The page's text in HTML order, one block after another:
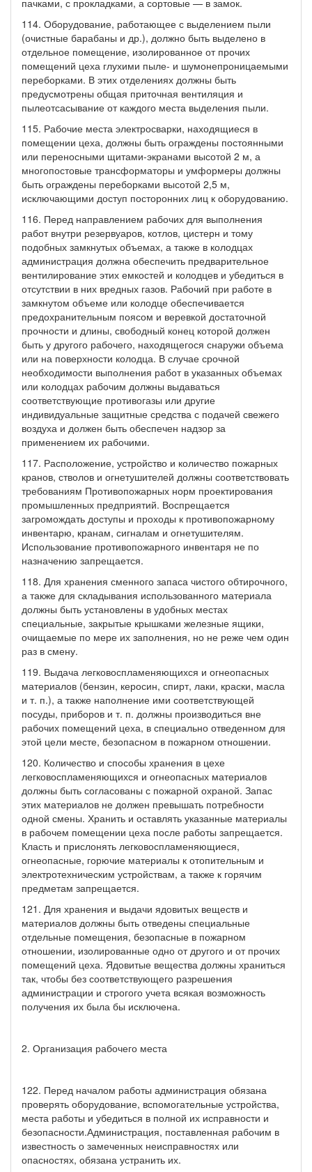
114. Оборудование, работающее с выделением пыли
(очистные барабаны и др.), должно быть выделено в
отдельное помещение, изолированное от прочих
помещений цеха глухими пыле- и шумонепроницаемыми
переборками. В этих отделениях должны быть
предусмотрены общая приточная вентиляция и
пылеотсасывание от каждого места выделения пыли.
115. Рабочие места электросварки, находящиеся в
помещении цеха, должны быть ограждены постоянными
или переносными щитами-экранами высотой 2 м, а
многопостовые трансформаторы и умформеры должны
быть ограждены переборками высотой 2,5 м,
исключающими доступ посторонних лиц к оборудованию.
116. Перед направлением рабочих для выполнения
работ внутри резервуаров, котлов, цистерн и тому
подобных замкнутых объемах, а также в колодцах
администрация должна обеспечить предварительное
вентилирование этих емкостей и колодцев и убедиться в
отсутствии в них вредных газов. Рабочий при работе в
замкнутом объеме или колодце обеспечивается
предохранительным поясом и веревкой достаточной
прочности и длины, свободный конец которой должен
быть у другого рабочего, находящегося снаружи объема
или на поверхности колодца. В случае срочной
необходимости выполнения работ в указанных объемах
или колодцах рабочим должны выдаваться
соответствующие противогазы или другие
индивидуальные защитные средства с подачей свежего
воздуха и должен быть обеспечен надзор за
применением их рабочими.
117. Расположение, устройство и количество пожарных
кранов, стволов и огнетушителей должны соответствовать
требованиям Противопожарных норм проектирования
промышленных предприятий. Воспрещается
загромождать доступы и проходы к противопожарному
инвентарю, кранам, сигналам и огнетушителям.
Использование противопожарного инвентаря не по
назначению запрещается.
118. Для хранения сменного запаса чистого обтирочного,
а также для складывания использованного материала
должны быть установлены в удобных местах
специальные, закрытые крышками железные ящики,
очищаемые по мере их заполнения, но не реже чем один
раз в смену.
119. Выдача легковоспламеняющихся и огнеопасных
материалов (бензин, керосин, спирт, лаки, краски, масла
и т. п.), а также наполнение ими соответствующей
посуды, приборов и т. п. должны производиться вне
рабочих помещений цеха, в специально отведенном для
этой цели месте, безопасном в пожарном отношении.
120. Количество и способы хранения в цехе
легковоспламеняющихся и огнеопасных материалов
должны быть согласованы с пожарной охраной. Запас
этих материалов не должен превышать потребности
одной смены. Хранить и оставлять указанные материалы
в рабочем помещении цеха после работы запрещается.
Класть и прислонять легковоспламеняющиеся,
огнеопасные, горючие материалы к отопительным и
электротехническим устройствам, а также к горячим
предметам запрещается.
121. Для хранения и выдачи ядовитых веществ и
материалов должны быть отведены специальные
отдельные помещения, безопасные в пожарном
отношении, изолированные одно от другого и от прочих
помещений цеха. Ядовитые вещества должны храниться
так, чтобы без соответствующего разрешения
администрации и строгого учета всякая возможность
получения их была бы исключена.
2. Организация рабочего места
122. Перед началом работы администрация обязана
проверять оборудование, вспомогательные устройства,
места работы и убедиться в полной их исправности и
безопасности.Администрация, поставленная рабочим в
известность о замеченных неисправностях или
опасностях, обязана устранить их.